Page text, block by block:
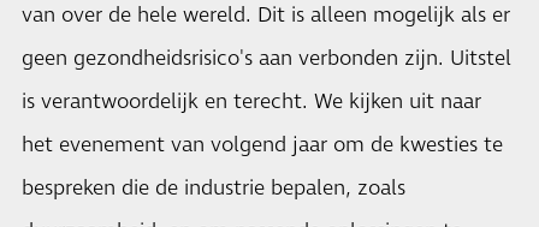
van over de hele wereld. Dit is alleen mogelijk als er
geen gezondheidsrisico's aan verbonden zijn. Uitstel
is verantwoordelijk en terecht. We kijken uit naar
het evenement van volgend jaar om de kwesties te
bespreken die de industrie bepalen, zoals